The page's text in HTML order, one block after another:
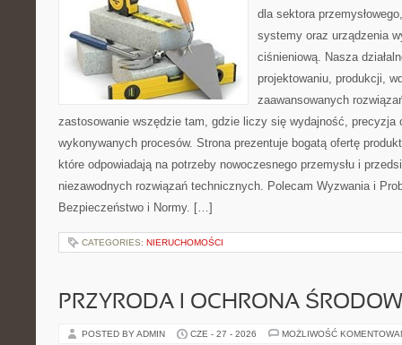
dla sektora
systemy oraz urządzenia
ciśnieniową. Nasza
projektowaniu, produkcji,
zaawansowanych
zastosowanie wszędzie tam, gdzie liczy się wydajność, precyzja
wykonywanych procesów. Strona prezentuje bogatą ofertę
które odpowiadają na potrzeby nowoczesnego przemysłu i
niezawodnych rozwiązań technicznych. Polecam Wyzwania i
Bezpieczeństwo i Normy. […]
CATEGORIES: NIERUCHOMOŚCI
PRZYRODA I OCHRONA
POSTED BY ADMIN CZE - 27 - 2026 MOŻLIWOŚĆ